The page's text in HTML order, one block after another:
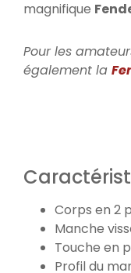
magnifique
Pour les
également la
Corps en 2
Manche
Touche en
Profil du